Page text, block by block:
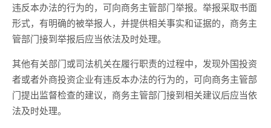
违反本办法的行为的，可向商务主管部门举报。举报采取书面
形式，有明确的被举报人，并提供相关事实和证据的，商务主
管部门接到举报后应当依法及时处理。
其他有关部门或司法机关在履行职责的过程中，发现外国投资
者或者外商投资企业有违反本办法的行为的，可向商务主管部
门提出监督检查的建议，商务主管部门接到相关建议后应当依
法及时处理。